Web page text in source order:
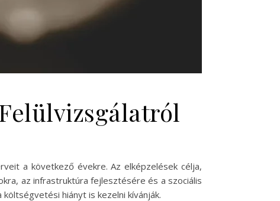
a következő évekre. Az elképzelések célja,
az infrastruktúra fejlesztésére és a szociális
hiányt is kezelni kívánják.